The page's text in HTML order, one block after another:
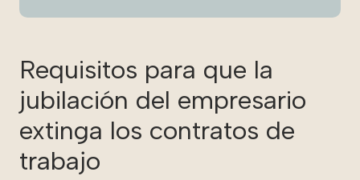
Requisitos para que la
jubilación del empresario
extinga los contratos de
trabajo